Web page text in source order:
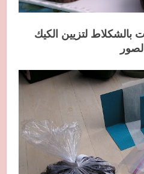
لتزيين الكيك